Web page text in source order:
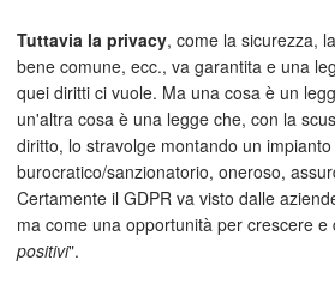
Tuttavia la privacy, come la sicurezza,
bene comune, ecc., va garantita e una
quei diritti ci vuole. Ma una cosa è un
un'altra cosa è una legge che, con la
diritto, lo stravolge montando un impianto
burocratico/sanzionatorio, oneroso,
Certamente il GDPR va visto dalle
ma come una opportunità per crescere e
positivi".